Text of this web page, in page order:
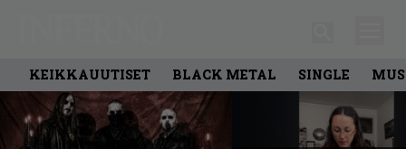
KEIKKAUUTISET BLACK METAL SINGLE